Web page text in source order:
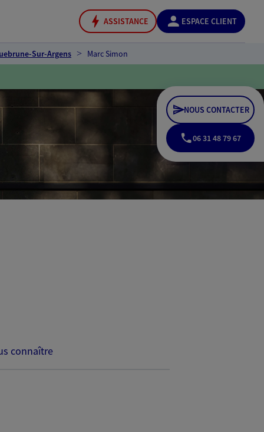
ASSISTANCE ESPACE CLIENT
Sur-Argens Marc Simon
NOUS CONTACTER
06 31 48 79 67
connaître